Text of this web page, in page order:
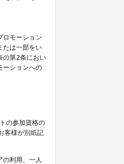
ロモーション
たは一部をい
の第2条におい
ーションへの
の参加資格の
客様が別紙記
利用、一人